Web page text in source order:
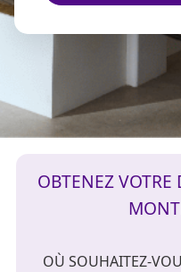
OBTENEZ VOTRE
OÙ SOUHAITEZ-